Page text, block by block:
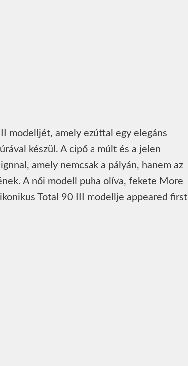
modelljét, amely ezúttal egy elegáns
készül. A cipő a múlt és a jelen
amely nemcsak a pályán, hanem az
A női modell puha olíva, fekete More
Total 90 III modellje appeared first